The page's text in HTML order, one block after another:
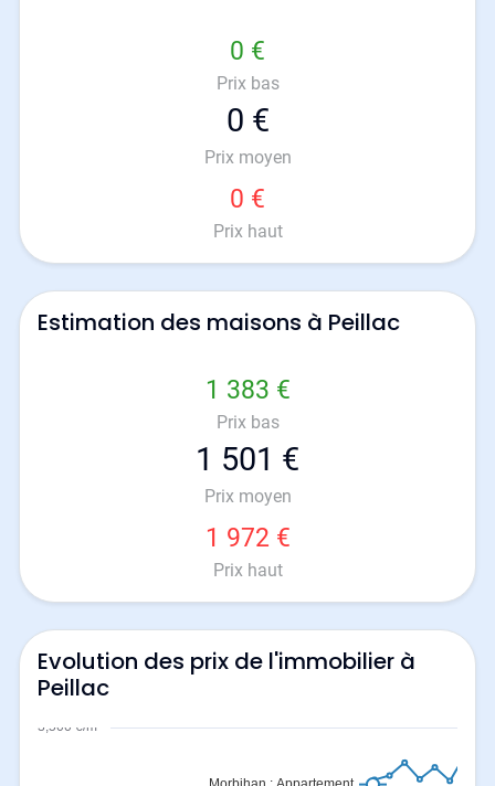
0 €
Prix bas
0 €
Prix moyen
0 €
Prix haut
Estimation des maisons à Peillac
1 383 €
Prix bas
1 501 €
Prix moyen
1 972 €
Prix haut
Evolution des prix de l'immobilier à
Peillac